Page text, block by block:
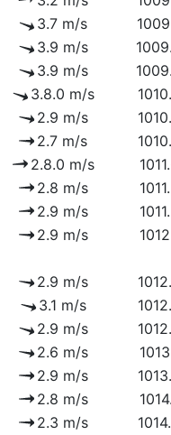
3.7 m/s
3.9 m/s
3.9 m/s
3.8.0 m/s
2.9 m/s
2.7 m/s
2.8.0 m/s
2.8 m/s
2.9 m/s
2.9 m/s
2.9 m/s
3.1 m/s
2.9 m/s
2.6 m/s
2.9 m/s
2.8 m/s
2.3 m/s